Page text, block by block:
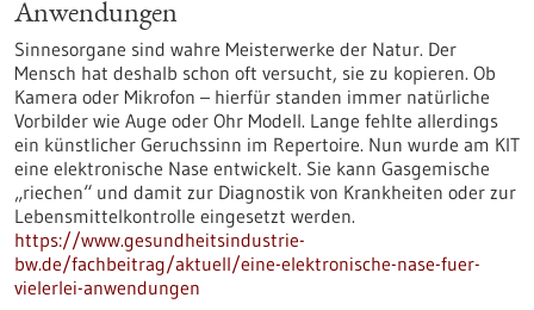
Anwendungen
Sinnesorgane sind wahre Meisterwerke der Natur. Der
Mensch hat deshalb schon oft versucht, sie zu kopieren. Ob
Kamera oder Mikrofon – hierfür standen immer natürliche
Vorbilder wie Auge oder Ohr Modell. Lange fehlte allerdings
ein künstlicher Geruchssinn im Repertoire. Nun wurde am KIT
eine elektronische Nase entwickelt. Sie kann Gasgemische
„riechen“ und damit zur Diagnostik von Krankheiten oder zur
Lebensmittelkontrolle eingesetzt werden.
https://www.gesundheitsindustrie-
bw.de/fachbeitrag/aktuell/eine-elektronische-nase-fuer-
vielerlei-anwendungen